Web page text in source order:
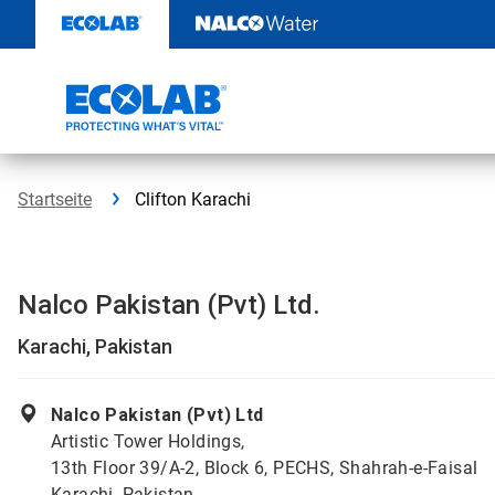
Inhalt
Startseite Clifton Karachi
Nalco Pakistan (Pvt) Ltd.
Karachi, Pakistan
Nalco Pakistan (Pvt) Ltd
Artistic Tower Holdings,
13th Floor 39/A-2, Block 6, PECHS, Shahrah-e-Faisal